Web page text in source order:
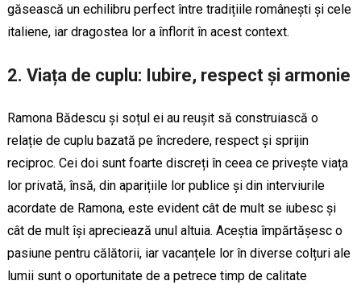
găsească un echilibru perfect între tradițiile românești și cele
italiene, iar dragostea lor a înflorit în acest context.
2. Viața de cuplu: Iubire, respect și armonie
Ramona Bădescu și soțul ei au reușit să construiască o
relație de cuplu bazată pe încredere, respect și sprijin
reciproc. Cei doi sunt foarte discreți în ceea ce privește viața
lor privată, însă, din aparițiile lor publice și din interviurile
acordate de Ramona, este evident cât de mult se iubesc și
cât de mult își apreciează unul altuia. Aceștia împărtășesc o
pasiune pentru călătorii, iar vacanțele lor în diverse colțuri ale
lumii sunt o oportunitate de a petrece timp de calitate